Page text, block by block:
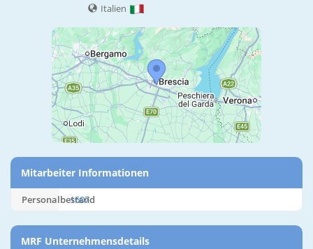
Italien
Mitarbeiter Informationen
Personalbestand
1607
MRF Unternehmensdetails